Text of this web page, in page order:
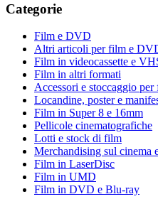
Categorie
Film e DVD
Altri articoli per film e
Film in videocassette e
Film in altri formati
Accessori e stoccaggio
Locandine, poster e
Film in Super 8 e 16mm
Pellicole cinematografiche
Lotti e stock di film
Merchandising sul cinema
Film in LaserDisc
Film in UMD
Film in DVD e Blu-ray